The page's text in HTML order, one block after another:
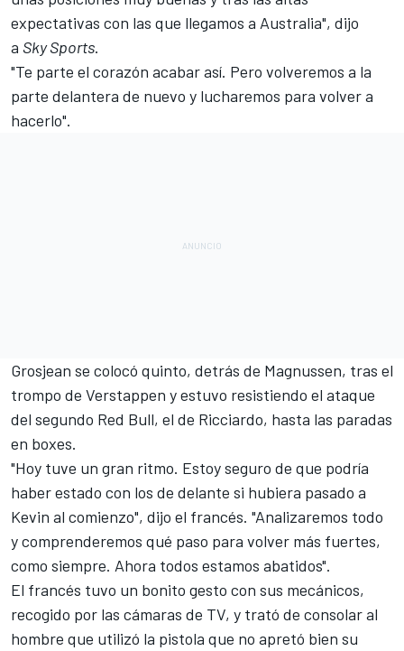
expectativas con las que llegamos a Australia", dijo
a Sky Sports.
"Te parte el corazón acabar así. Pero volveremos a la
parte delantera de nuevo y lucharemos para volver a
hacerlo".
Grosjean se colocó quinto, detrás de Magnussen, tras el
trompo de Verstappen y estuvo resistiendo el ataque
del segundo Red Bull, el de Ricciardo, hasta las paradas
en boxes.
"Hoy tuve un gran ritmo. Estoy seguro de que podría
haber estado con los de delante si hubiera pasado a
Kevin al comienzo", dijo el francés. "Analizaremos todo
y comprenderemos qué paso para volver más fuertes,
como siempre. Ahora todos estamos abatidos".
El francés tuvo un bonito gesto con sus mecánicos,
recogido por las cámaras de TV, y trató de consolar al
hombre que utilizó la pistola que no apretó bien su